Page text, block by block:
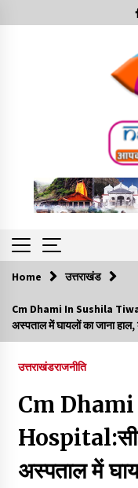
to
Trending
कार्यक्रम
Home उत्तराखंड
Cm Dhami In Sushila
अस्पताल में घायलों का जाना हाल,
उत्तराखंडराजनीति
Cm
अस्पताल में